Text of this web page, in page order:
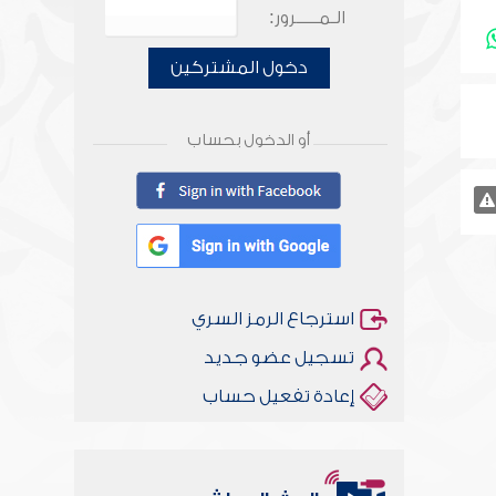
الـمـــــرور:
دخول المشتركين
أو الدخول بحساب
استرجاع الرمز السري
تسجيل عضو جديد
إعادة تفعيل حساب